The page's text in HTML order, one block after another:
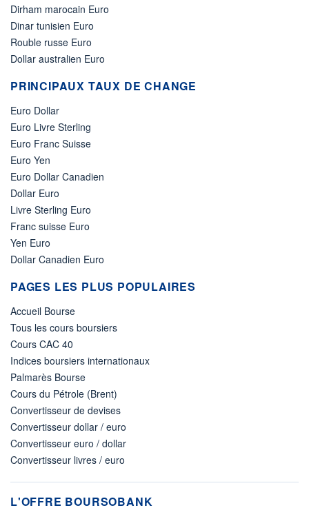
Dirham marocain Euro
Dinar tunisien Euro
Rouble russe Euro
Dollar australien Euro
PRINCIPAUX TAUX DE CHANGE
Euro Dollar
Euro Livre Sterling
Euro Franc Suisse
Euro Yen
Euro Dollar Canadien
Dollar Euro
Livre Sterling Euro
Franc suisse Euro
Yen Euro
Dollar Canadien Euro
PAGES LES PLUS POPULAIRES
Accueil Bourse
Tous les cours boursiers
Cours CAC 40
Indices boursiers internationaux
Palmarès Bourse
Cours du Pétrole (Brent)
Convertisseur de devises
Convertisseur dollar / euro
Convertisseur euro / dollar
Convertisseur livres / euro
L'OFFRE BOURSOBANK